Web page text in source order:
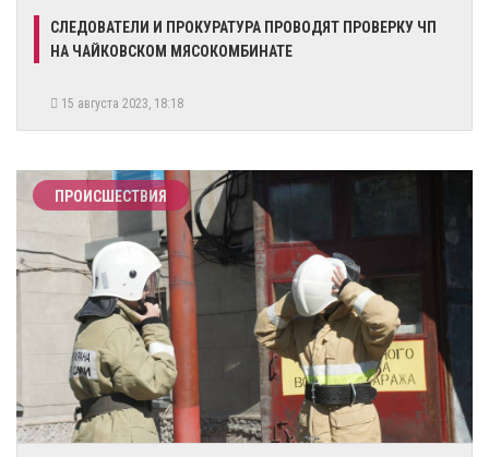
​СЛЕДОВАТЕЛИ И ПРОКУРАТУРА ПРОВОДЯТ ПРОВЕРКУ ЧП
НА ЧАЙКОВСКОМ МЯСОКОМБИНАТЕ
15 августа 2023, 18:18
ПРОИСШЕСТВИЯ